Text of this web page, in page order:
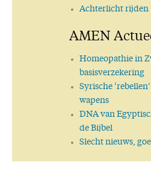
Achterlicht rijden
AMEN
Homeopathie in
basisverzekering
Syrische
wapens
DNA van
de Bijbel
Slecht nieuws,